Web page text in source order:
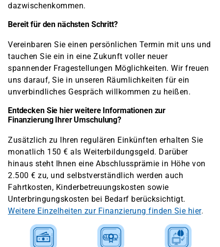
dazwischenkommen.
Bereit für den nächsten Schritt?
Vereinbaren Sie einen persönlichen Termin mit uns und
tauchen Sie ein in eine Zukunft voller neuer
spannender Fragestellungen Möglichkeiten. Wir freuen
uns darauf, Sie in unseren Räumlichkeiten für ein
unverbindliches Gespräch willkommen zu heißen.
Entdecken Sie hier weitere Informationen zur
Finanzierung Ihrer Umschulung?
Zusätzlich zu Ihren regulären Einkünften erhalten Sie
monatlich 150 € als Weiterbildungsgeld. Darüber
hinaus steht Ihnen eine Abschlussprämie in Höhe von
2.500 € zu, und selbstverständlich werden auch
Fahrtkosten, Kinderbetreuungskosten sowie
Unterbringungskosten bei Bedarf berücksichtigt.
Weitere Einzelheiten zur Finanzierung finden Sie hier.